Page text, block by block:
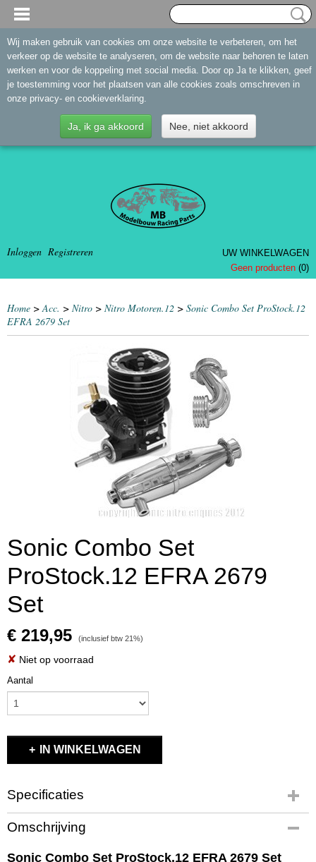
Inloggen Registreren
UW WINKELWAGEN
Geen producten (0)
Home >Acc. > Nitro > Nitro Motoren.12 > Sonic Combo Set ProStock.12
EFRA 2679 Set
Sonic Combo Set
ProStock.12 EFRA 2679
Set
€ 219,95 (inclusief btw 21%)
✘ Niet op voorraad
Aantal
IN WINKELWAGEN
Specificaties
Productcode
SO-HC10
EAN code
Omschrijving
Sonic Combo Set ProStock.12 EFRA 2679 Set
Wij maken gebruik van cookies om onze website te verbeteren, om het
verkeer op de website te analyseren, om de website naar behoren te laten
werken en voor de koppeling met social media. Door op Ja te klikken, geef
je toestemming voor het plaatsen van alle cookies zoals omschreven in
onze privacy- en cookieverklaring.
Ja, ik ga akkoord Nee, niet akkoord